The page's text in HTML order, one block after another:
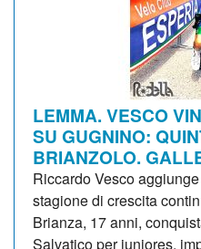
LEMMA. VESCO
SU GUGNINO:
BRIANZOLO.
Riccardo Vesco
stagione di crescita
Brianza, 17 anni,
Salvatico per juniores,